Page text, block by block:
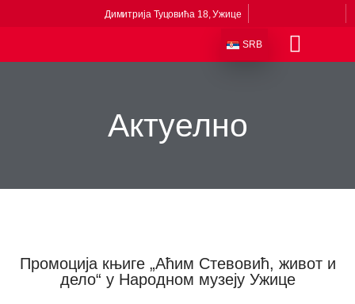
Димитрија Туцовића 18, Ужице
SRB
Актуелно
Промоција књиге „Аћим Стевовић, живот и
дело“ у Народном музеју Ужице